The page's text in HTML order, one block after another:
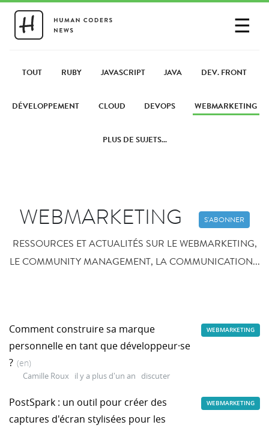
☰
PARTAGER UN LIEN
TOUT RUBY JAVASCRIPT JAVA DEV. FRONT
DÉVELOPPEMENT CLOUD DEVOPS WEBMARKETING
PLUS DE SUJETS...
WEBMARKETING S'ABONNER
RESSOURCES ET ACTUALITÉS SUR LE WEBMARKETING,
LE COMMUNITY MANAGEMENT, LA COMMUNICATION...
Comment construire sa marque
personnelle en tant que développeur·se
? (en)
Camille Roux il y a plus d'un an discuter
WEBMARKETING
PostSpark : un outil pour créer des
captures d'écran stylisées pour les
WEBMARKETING